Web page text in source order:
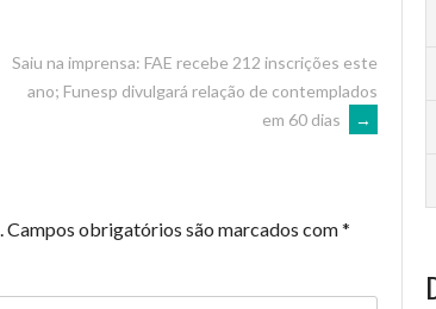
Saiu na imprensa: FAE recebe 212 inscrições este
ano; Funesp divulgará relação de contemplados
em 60 dias
→
Campos obrigatórios são marcados com*